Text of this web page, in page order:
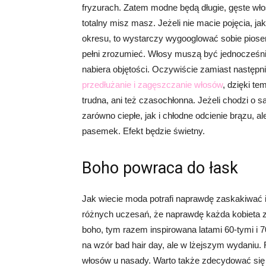
fryzurach. Zatem modne będą długie, gęste
totalny misz masz. Jeżeli nie macie pojęcia,
okresu, to wystarczy wygooglować sobie
pełni zrozumieć. Włosy muszą być
nabiera objętości. Oczywiście zamiast
przedłużanie i zagęszczanie włosów, dzięki
trudna, ani też czasochłonna. Jeżeli chodzi o
zarówno ciepłe, jak i chłodne odcienie brązu,
pasemek. Efekt będzie świetny.
Boho powraca do łask
Jak wiecie moda potrafi naprawdę
różnych uczesań, że naprawdę każda kobieta
boho, tym razem inspirowana latami 60-tymi i
na wzór bad hair day, ale w lżejszym
włosów u nasady. Warto także zdecydować